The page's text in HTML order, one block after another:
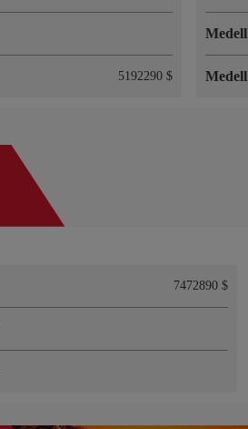
5192290 $
7472890 $